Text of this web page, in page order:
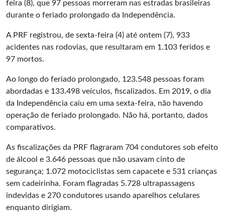
feira (8), que 97 pessoas morreram nas estradas brasileiras
durante o feriado prolongado da Independência.
A PRF registrou, de sexta-feira (4) até ontem (7), 933
acidentes nas rodovias, que resultaram em 1.103 feridos e
97 mortos.
Ao longo do feriado prolongado, 123.548 pessoas foram
abordadas e 133.498 veículos, fiscalizados. Em 2019, o dia
da Independência caiu em uma sexta-feira, não havendo
operação de feriado prolongado. Não há, portanto, dados
comparativos.
As fiscalizações da PRF flagraram 704 condutores sob efeito
de álcool e 3.646 pessoas que não usavam cinto de
segurança; 1.072 motociclistas sem capacete e 531 crianças
sem cadeirinha. Foram flagradas 5.728 ultrapassagens
indevidas e 270 condutores usando aparelhos celulares
enquanto dirigiam.